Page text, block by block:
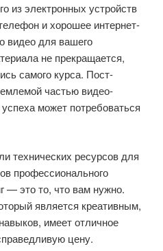
из электронных устройств
и хорошее интернет-
видео для вашего
не прекращается,
самого курса. Пост-
частью видео-
может потребоваться
технических ресурсов для
профессионального
— это то, что вам нужно.
является креативным,
имеет отличное
цену.